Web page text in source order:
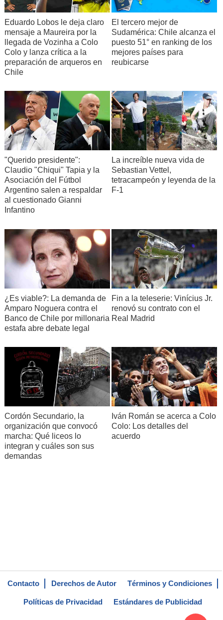
Eduardo Lobos le deja claro
mensaje a Maureira por la
llegada de Vozinha a Colo
Colo y lanza crítica a la
preparación de arqueros en
Chile
El tercero mejor de
Sudamérica: Chile alcanza el
puesto 51° en ranking de los
mejores países para
reubicarse
"Querido presidente":
Claudio "Chiqui" Tapia y la
Asociación del Fútbol
Argentino salen a respaldar
al cuestionado Gianni
Infantino
La increíble nueva vida de
Sebastian Vettel,
tetracampeón y leyenda de la
F-1
¿Es viable?: La demanda de
Amparo Noguera contra el
Banco de Chile por millonaria
estafa abre debate legal
Fin a la teleserie: Vinícius Jr.
renovó su contrato con el
Real Madrid
Cordón Secundario, la
organización que convocó
marcha: Qué liceos lo
integran y cuáles son sus
demandas
Iván Román se acerca a Colo
Colo: Los detalles del
acuerdo
Contacto Derechos de Autor Términos y Condiciones
Políticas de Privacidad Estándares de Publicidad